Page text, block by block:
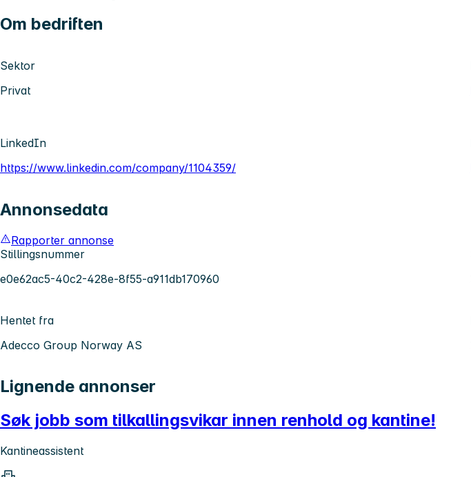
Om bedriften
Sektor
Privat
LinkedIn
https://www.linkedin.com/company/1104359/
Annonsedata
Rapporter annonse
Stillingsnummer
e0e62ac5-40c2-428e-8f55-a911db170960
Hentet fra
Adecco Group Norway AS
Lignende annonser
Søk jobb som tilkallingsvikar innen renhold og kantine!
Kantineassistent